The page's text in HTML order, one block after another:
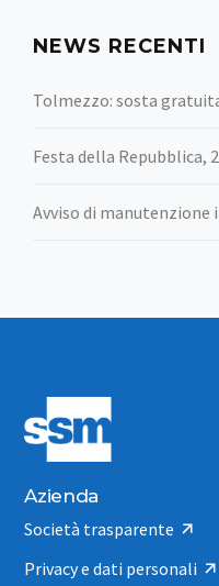
NEWS RECENTI
Tolmezzo: sosta
Festa della Repubblica,
Avviso di
Azienda
Società trasparente
Privacy e dati personali